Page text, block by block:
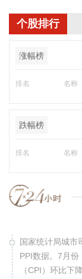
个股排行
涨幅榜
排名 名称
跌幅榜
排名 名称
国家统计局城市
PPI数据。7月
（CPI）环比下